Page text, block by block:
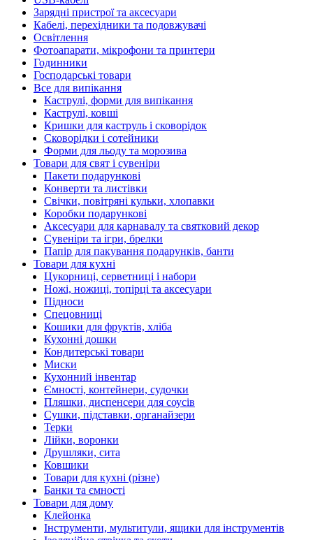
Зарядні пристрої та аксесуари
Кабелі, перехідники та подовжувачі
Освітлення
Фотоапарати, мікрофони та принтери
Годинники
Господарські товари
Все для випікання
Каструлі, форми для випікання
Каструлі, ковші
Кришки для каструль і сковорідок
Сковорідки і сотейники
Форми для льоду та морозива
Товари для свят і сувеніри
Пакети подарункові
Конверти та листівки
Свічки, повітряні кульки, хлопавки
Коробки подарункові
Аксесуари для карнавалу та святковий декор
Сувеніри та ігри, брелки
Папір для пакування подарунків, банти
Товари для кухні
Цукорниці, серветниці і набори
Ножі, ножиці, топірці та аксесуари
Підноси
Спецовниці
Кошики для фруктів, хліба
Кухонні дошки
Кондитерські товари
Миски
Кухонний інвентар
Ємності, контейнери, судочки
Пляшки, диспенсери для соусів
Сушки, підставки, органайзери
Терки
Лійки, воронки
Друшляки, сита
Ковшики
Товари для кухні (різне)
Банки та ємності
Товари для дому
Клейонка
Інструменти, мультитули, ящики для інструментів